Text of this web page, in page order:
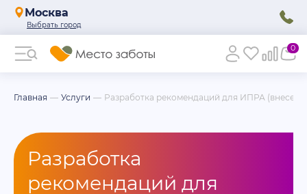
Москва
0
Главная Услуги Разработка рекомендаций для ИПРА
Разработка
рекомендаций для